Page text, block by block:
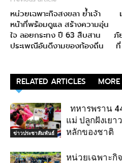
หน่วยเฉพาะกิจสงขลา ย้ำเจ้า
หน้าที่พร้อมดูแล สร้างความอุ่น
ใจ ลอยกระทง ปี 63 สืบสาน
ประเพณีอันดีงามของท้องถิ่น
ภั
RELATED ARTICLES
ข่าวประชาสัมพันธ์
ทหารพราน
แม่ ปลูกฝังเย
หลักของชาติ
หน่วยเฉพาะกิ